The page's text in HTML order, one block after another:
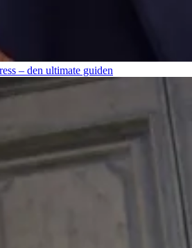
– den ultimate guiden